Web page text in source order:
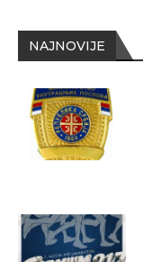
NAJNOVIJE